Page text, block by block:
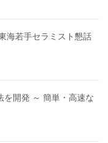
海若手セラミスト懇話
を開発 ～ 簡単・高速な